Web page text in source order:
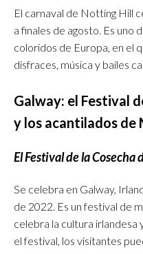
El carnaval de Notting Hill
a finales de agosto. Es uno
coloridos de Europa, en el
disfraces, música y bailes
Galway: el Festival
y los acantilados de
El Festival de la Cosecha
Se celebra en Galway,
de 2022. Es un festival de
celebra la cultura irlandesa
el festival, los visitantes